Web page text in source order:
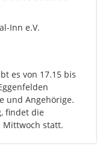
Inn e.V.
es von 17.15 bis
und Angehörige.
findet die
Mittwoch statt.